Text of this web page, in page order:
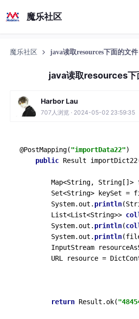
魔乐社区
魔乐社区 java读取resources下面的文件
java读取resources下
Harbor Lau
707人浏览 · 2024-05-02 23:59:35
@PostMapping("importData22")
public Result
Map<String, String[]>
Set<String> keySet =
        System.out.
println
        List<List<String>>
        System.out.
println(
        System.out.
println
InputStream
URL resource =
return Result.ok(